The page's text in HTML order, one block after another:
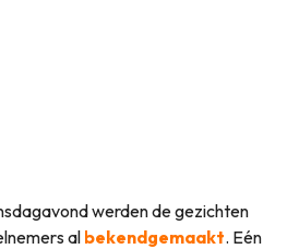
werden de gezichten
al bekendgemaakt. Eén